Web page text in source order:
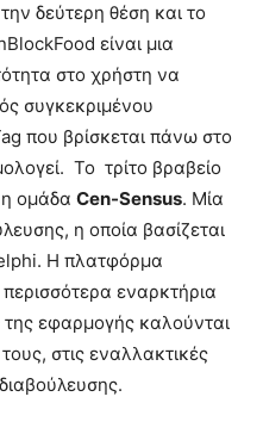
δεύτερη θέση και το
είναι μια
στο χρήστη να
συγκεκριμένου
που βρίσκεται πάνω στο
Το τρίτο βραβείο
ομάδα Cen-Sensus. Μία
η οποία βασίζεται
Η πλατφόρμα
εναρκτήρια
της εφαρμογής καλούνται
στις εναλλακτικές